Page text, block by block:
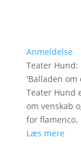
Anmeldelse
Teater Hund:
'Balladen
Teater Hund
om venskab
for flamenco.
Læs mere